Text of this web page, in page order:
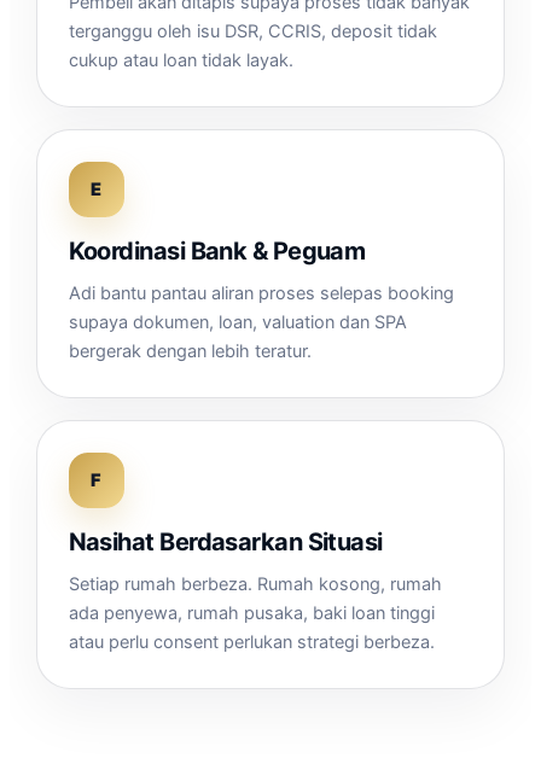
terganggu oleh isu DSR, CCRIS, deposit tidak
cukup atau loan tidak layak.
E
Koordinasi Bank & Peguam
Adi bantu pantau aliran proses selepas booking
supaya dokumen, loan, valuation dan SPA
bergerak dengan lebih teratur.
F
Nasihat Berdasarkan Situasi
Setiap rumah berbeza. Rumah kosong, rumah
ada penyewa, rumah pusaka, baki loan tinggi
atau perlu consent perlukan strategi berbeza.